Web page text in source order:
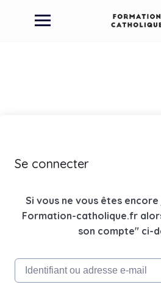
Se connecter
Si vous ne vous êtes
Formation-catholique.fr
son compte" ci-